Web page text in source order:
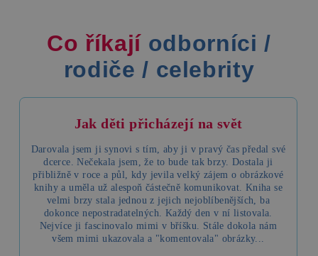
Co říkají odborníci /
rodiče / celebrity
Jak děti přicházejí na svět
Darovala jsem ji synovi s tím, aby ji v pravý čas předal své
dcerce. Nečekala jsem, že to bude tak brzy. Dostala ji
přibližně v roce a půl, kdy jevila velký zájem o obrázkové
knihy a uměla už alespoň částečně komunikovat. Kniha se
velmi brzy stala jednou z jejich nejoblíbenějších, ba
dokonce nepostradatelných. Každý den v ní listovala.
Nejvíce ji fascinovalo mimi v bříšku. Stále dokola nám
všem mimi ukazovala a "komentovala" obrázky...